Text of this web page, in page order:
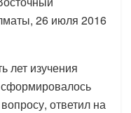
26 июля 2016
лет изучения
ответил на